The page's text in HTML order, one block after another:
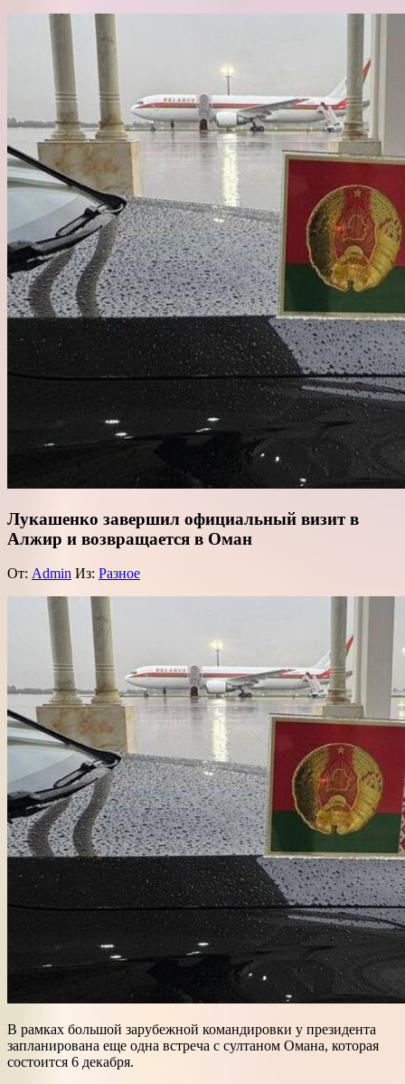
Лукашенко завершил официальный визит в
Алжир и возвращается в Оман
От: Admin Из: Разное
В рамках большой зарубежной командировки у президента
запланирована еще одна встреча с султаном Омана, которая
состоится 6 декабря.